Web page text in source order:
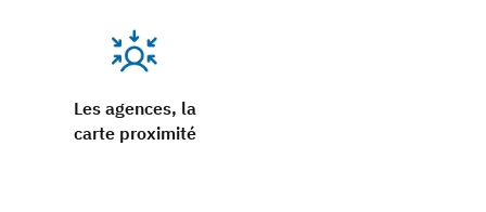
Les agences, la
carte proximité